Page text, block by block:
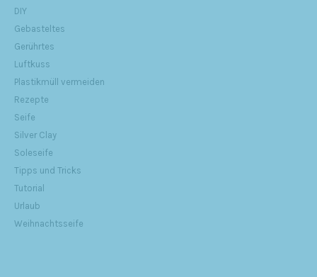
DIY
Gebasteltes
Gerührtes
Luftkuss
Plastikmüll vermeiden
Rezepte
Seife
Silver Clay
Soleseife
Tipps und Tricks
Tutorial
Urlaub
Weihnachtsseife